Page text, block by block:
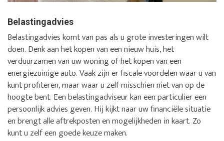
Belastingadvies
Belastingadvies komt van pas als u grote investeringen wilt
doen. Denk aan het kopen van een nieuw huis, het
verduurzamen van uw woning of het kopen van een
energiezuinige auto. Vaak zijn er fiscale voordelen waar u van
kunt profiteren, maar waar u zelf misschien niet van op de
hoogte bent. Een belastingadviseur kan een particulier een
persoonlijk advies geven. Hij kijkt naar uw financiële situatie
en brengt alle aftrekposten en mogelijkheden in kaart. Zo
kunt u zelf een goede keuze maken.